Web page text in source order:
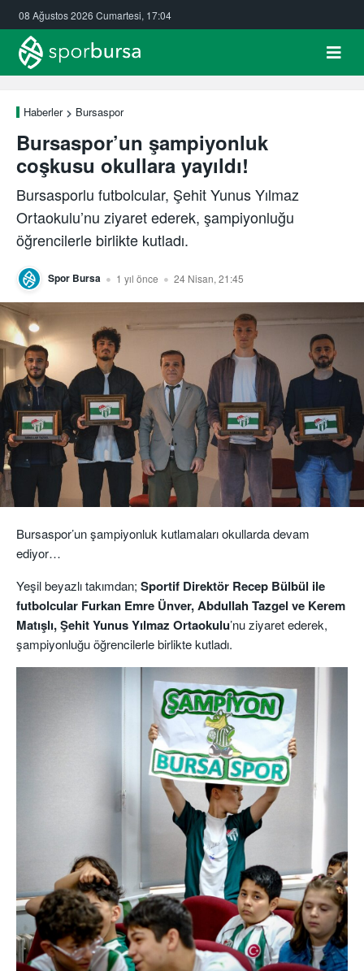
08 Ağustos 2026 Cumartesi, 17:04
Haberler Bursaspor
Bursaspor’un şampiyonluk
coşkusu okullara yayıldı!
Bursasporlu futbolcular, Şehit Yunus Yılmaz
Ortaokulu’nu ziyaret ederek, şampiyonluğu
öğrencilerle birlikte kutladı.
Spor Bursa 1 yıl önce 24 Nisan, 21:45
Bursaspor’un şampiyonluk kutlamaları okullarda devam
ediyor…
Yeşil beyazlı takımdan; Sportif Direktör Recep Bülbül ile
futbolcular Furkan Emre Ünver, Abdullah Tazgel ve Kerem
Matışlı, Şehit Yunus Yılmaz Ortaokulu’nu ziyaret ederek,
şampiyonluğu öğrencilerle birlikte kutladı.